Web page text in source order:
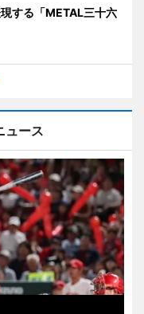
する「METAL三十六
ュース